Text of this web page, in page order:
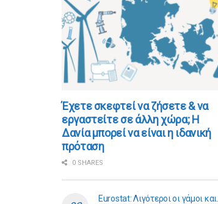
​​Έχετε σκεφτεί να ζήσετε & να
εργαστείτε σε άλλη χώρα; Η
Δανία μπορεί να είναι η ιδανική
πρόταση
0 SHARES
Eurostat: Λιγότεροι οι γάμοι και…